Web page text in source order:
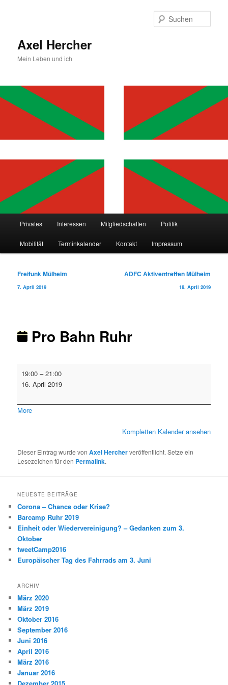
Axel Hercher
Mein Leben und ich
Privates Interessen Mitgliedschaften Politik
Mobilität Terminkalender Kontakt Impressum
Beitragsnavigation
Freifunk Mülheim
7. April 2019
ADFC Aktiventreffen Mülheim
18. April 2019
Pro Bahn Ruhr
Bahn
Ruhr
19:00 –21:00
16. April 2019
Moreabout
Kompletten Kalender ansehen
Dieser Eintrag wurde vonAxel Hercherveröffentlicht. Setze ein
Lesezeichen für den Permalink.
NEUESTE BEITRÄGE
Corona – Chance oder Krise?
Barcamp Ruhr 2019
Einheit oder Wiedervereinigung? – Gedanken zum 3.
Oktober
tweetCamp2016
Europäischer Tag des Fahrrads am 3. Juni
ARCHIV
März 2020
März 2019
Oktober 2016
September 2016
Juni 2016
April 2016
März 2016
Januar 2016